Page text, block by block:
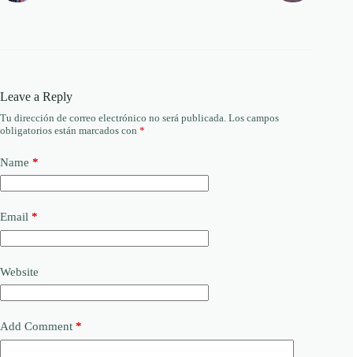
Leave a Reply
Tu dirección de correo electrónico no será publicada. Los campos
obligatorios están marcados con *
Name *
Email *
Website
Add Comment *